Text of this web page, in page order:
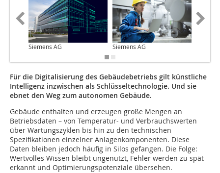
Siemens AG Siemens AG
Für die Digitalisierung des Gebäudebetriebs gilt künstliche
Intelligenz inzwischen als Schlüsseltechnologie. Und sie
ebnet den Weg zum autonomen Gebäude.
Gebäude enthalten und erzeugen große Mengen an
Betriebsdaten – von Temperatur- und Verbrauchswerten
über Wartungszyklen bis hin zu den technischen
Spezifikationen einzelner Anlagenkomponenten. Diese
Daten bleiben jedoch häufig in Silos gefangen. Die Folge:
Wertvolles Wissen bleibt ungenutzt, Fehler werden zu spät
erkannt und Optimierungspotenziale übersehen.